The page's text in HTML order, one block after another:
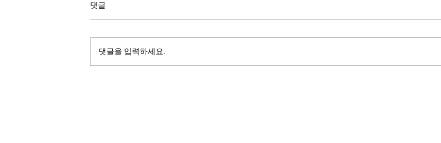
댓글
댓글을 입력하세요.